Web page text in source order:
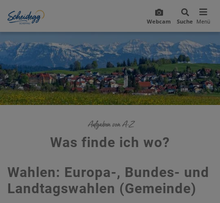
Webcam Suche Menü
Aufgaben von A-Z
Was finde ich wo?
Wahlen: Europa-, Bundes- und
Landtagswahlen (Gemeinde)